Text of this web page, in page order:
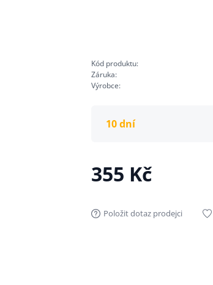
Kód produktu:
Záruka:
Výrobce:
10 dní
355 Kč
Položit dotaz prodejci